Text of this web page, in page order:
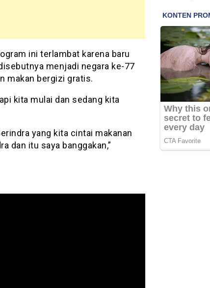
ini terlambat karena baru
menjadi negara ke-77
makan bergizi gratis.
kita mulai dan sedang kita
yang kita cintai makanan
dan itu saya banggakan,”